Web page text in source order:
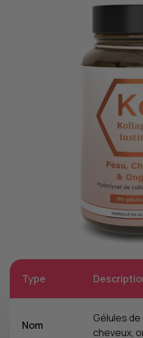
Type
Nom
Gélules
cheveux,